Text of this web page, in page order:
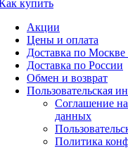
Как купить
Акции
Цены и оплата
Доставка по Москве
Доставка по России
Обмен и возврат
Пользовательская
Соглашение
данных
Политика